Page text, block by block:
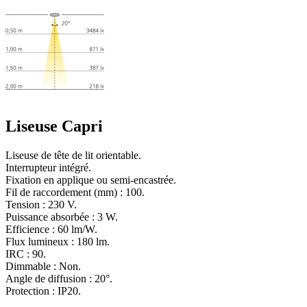
Liseuse Capri
Liseuse de tête de lit orientable.
Interrupteur intégré.
Fixation en applique ou semi-encastrée.
Fil de raccordement (mm) : 100.
Tension : 230 V.
Puissance absorbée : 3 W.
Efficience : 60 lm/W.
Flux lumineux : 180 lm.
IRC : 90.
Dimmable : Non.
Angle de diffusion : 20°.
Protection : IP20.